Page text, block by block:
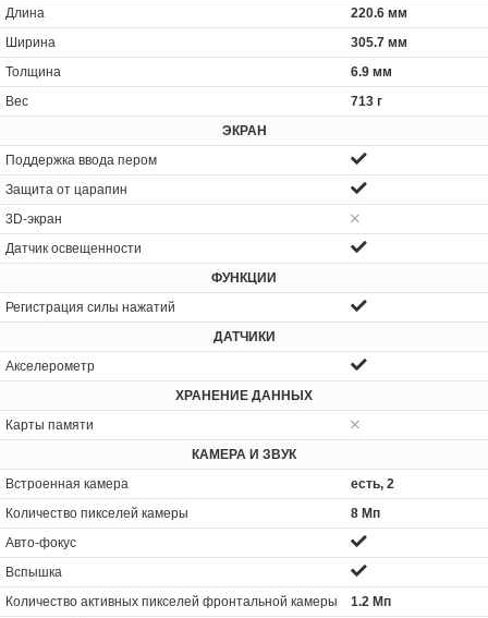
Длина
220.6 мм
Ширина
305.7 мм
Толщина
6.9 мм
Вес
713 г
ЭКРАН
Поддержка ввода пером
Защита от царапин
3D-экран
Датчик освещенности
ФУНКЦИИ
Регистрация силы нажатий
ДАТЧИКИ
Акселерометр
ХРАНЕНИЕ ДАННЫХ
Карты памяти
КАМЕРА И ЗВУК
Встроенная камера
есть, 2
Количество пикселей камеры
8 Мп
Авто-фокус
Вспышка
Количество активных пикселей фронтальной камеры
1.2 Мп